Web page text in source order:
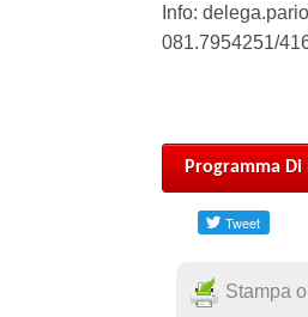
Info:
081.7954251/
Programma
Stampa